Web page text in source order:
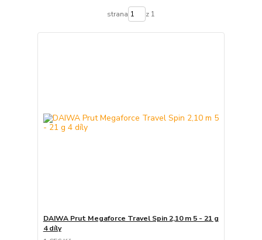
strana z 1
DAIWA Prut Megaforce Travel Spin 2,10 m 5 - 21 g
4 díly